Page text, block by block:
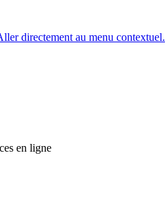
directement au menu contextuel.
en ligne